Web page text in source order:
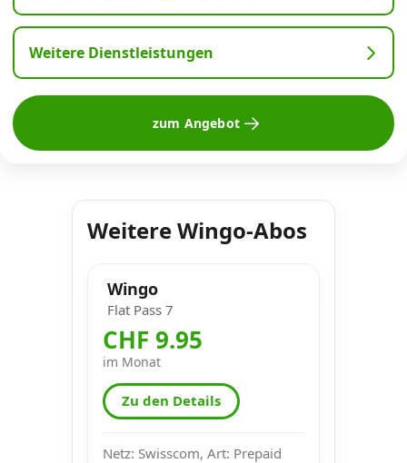
Weitere Dienstleistungen
zum Angebot
Weitere Wingo-Abos
Wingo
Flat Pass 7
CHF 9.95
im Monat
Zu den Details
Netz: Swisscom, Art: Prepaid